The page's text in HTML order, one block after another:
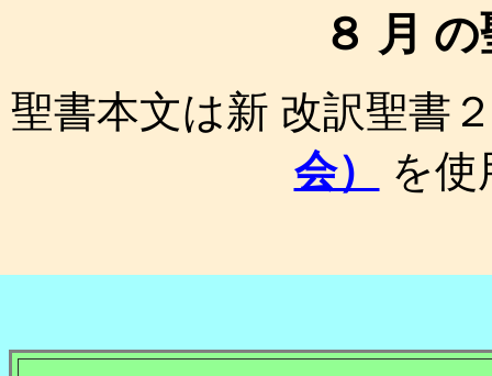
８ 月
聖書本文は新 改訳聖書
会）
を使